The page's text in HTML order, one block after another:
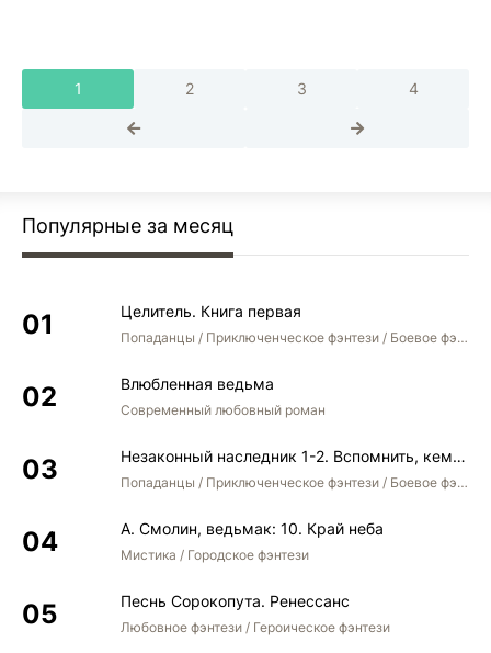
1 2 3 4
Популярные за месяц
Целитель. Книга первая
Попаданцы / Приключенческое фэнтези / Боевое фэнтези
Влюбленная ведьма
Современный любовный роман
Незаконный наследник 1-2. Вспомнить, кем был. Стать собой. Остаться собой
Попаданцы / Приключенческое фэнтези / Боевое фэнтези / Юмористическое фэнтези
А. Смолин, ведьмак: 10. Край неба
Мистика / Городское фэнтези
Песнь Сорокопута. Ренессанс
Любовное фэнтези / Героическое фэнтези